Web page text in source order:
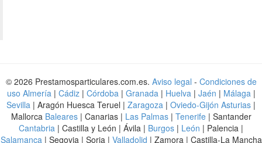
© 2026 Prestamosparticulares.com.es. Aviso legal - Condiciones de
uso Almería| Cádiz| Córdoba| Granada| Huelva| Jaén | Málaga|
Sevilla | Aragón Huesca Teruel | Zaragoza | Oviedo-Gijón Asturias |
Mallorca Baleares| Canarias | Las Palmas| Tenerife| Santander
Cantabria | Castilla y León | Ávila | Burgos | León | Palencia |
Salamanca| Segovia | Soria | Valladolid | Zamora | Castilla-La Mancha